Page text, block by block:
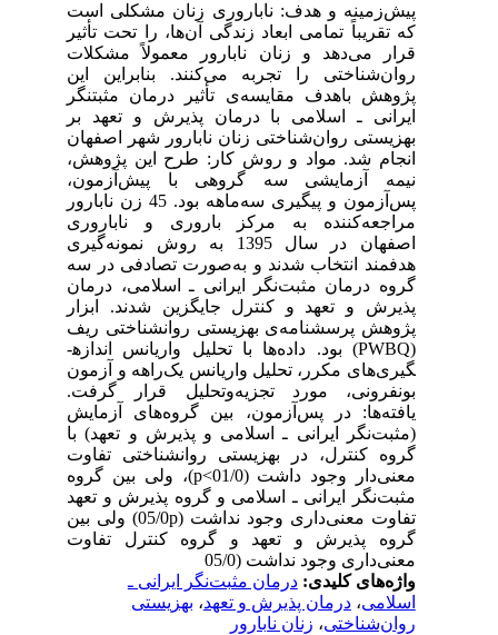
پیش‌زمینه و هدف: ناباروری زنان مشکلی است
که تقریباً تمامی ابعاد زندگی آن‌ها، را تحت تأثیر
قرار می‌دهد و زنان نابارور معمولاً مشکلات
روان‌شناختی را تجربه می‌کنند. بنابراین این
پژوهش باهدف مقایسه‌ی تأثیر درمان مثبت­نگر
ایرانی ـ اسلامی با درمان پذیرش و تعهد بر
بهزیستی روان‌شناختی زنان نابارور شهر اصفهان
انجام شد. مواد و روش کار: طرح این پژوهش،
نیمه آزمایشی سه گروهی با پیش‌آزمون،
پس‌آزمون و پیگیری سه‌ماهه بود. 45 زن نابارور
مراجعه‌کننده به مرکز باروری و ناباروری
اصفهان در سال 1395 به روش نمونه‌گیری
هدفمند انتخاب شدند و به‌صورت تصادفی در سه
گروه درمان مثبت‌نگر ایرانی ـ اسلامی، درمان
پذیرش و تعهد و کنترل جایگزین شدند. ابزار
پژوهش پرسشنامه‌ی بهزیستی روان­شناختی ریف
(PWBQ) بود. داده‌ها با تحلیل واریانس اندازه­
گیری‌های مکرر، تحلیل واریانس یک‌راهه و آزمون
بونفرونی، مورد تجزیه‌و‌تحلیل قرار گرفت.
یافته‌ها: در پس‌آزمون، بین گروه‌های آزمایش
(مثبت‌نگر ایرانی ـ اسلامی و پذیرش و تعهد) با
گروه کنترل، در بهزیستی روان­شناختی تفاوت
معنی‌دار وجود داشت (01/0>p)، ولی بین گروه
مثبت‌نگر ایرانی ـ اسلامی و گروه پذیرش و تعهد
تفاوت معنی‌داری وجود نداشت (05/0p) ولی بین
گروه پذیرش و تعهد و گروه کنترل تفاوت
معنی‌داری وجود نداشت (05/0
واژه‌های کلیدی:درمان مثبت‌نگر ایرانی ـ
اسلامی،درمان پذیرش و تعهد،بهزیستی
روان‌شناختی،زنان نابارور